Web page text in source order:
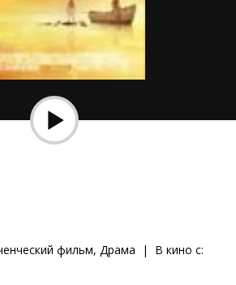
фильм, Драма |
В кино с: